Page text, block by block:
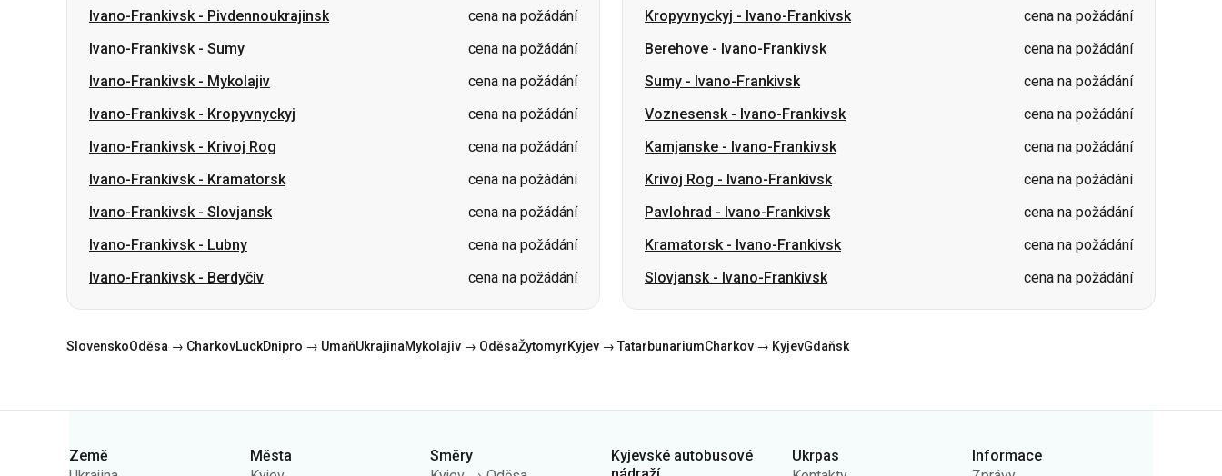
Ivano-Frankivsk-Kropyvnyckyj
cena na požádání
Ivano-Frankivsk-Krivoj Rog
cena na požádání
Ivano-Frankivsk-Kramatorsk
cena na požádání
Ivano-Frankivsk-Slovjansk
cena na požádání
Ivano-Frankivsk-Lubny
cena na požádání
Ivano-Frankivsk-Berdyčiv cena na požádání
Voznesensk-Ivano-Frankivsk
cena na požádání
Kamjanske-Ivano-Frankivsk
cena na požádání
Krivoj Rog-Ivano-Frankivsk
cena na požádání
Pavlohrad-Ivano-Frankivsk
cena na požádání
Kramatorsk-Ivano-Frankivsk
cena na požádání
Slovjansk-Ivano-Frankivsk cena na požádání
SlovenskoOděsa → CharkovLuck Mykolajiv → Oděsa ŽytomyrKyjev → TatarbunariumCharkov → KyjevGdaňsk
Kategorie
Německo
Česko
Dněpr
Lvov
Varšava → Dněpr
Dněpr → Oděsa
AN Pivdenna
Zásady ochrany osobních
údajů
Vrácení vstupenek
Mapa stránek